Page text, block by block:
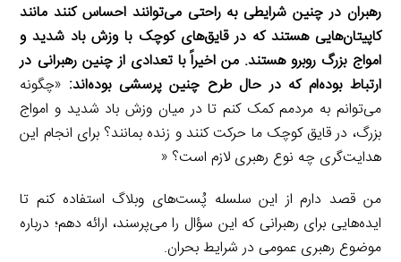
رهبران در چنین شرایطی به راحتی می‌توانند احساس کنند مانند
کاپیتان‌هایی هستند که در قایق‌های کوچک با وزش باد شدید و
امواج بزرگ روبرو هستند. من اخیراً با تعدادی از چنین رهبرانی در
ارتباط بوده‌ام که در حال طرح چنین پرسشی بوده‌اند: «چگونه
می‌توانم به مردمم کمک کنم تا در میان وزش باد شدید و امواج
بزرگ، در قایق کوچک ما حرکت کنند و زنده بمانند؟ برای انجام این
هدایت‌گری چه نوع رهبری لازم است؟ «
من قصد دارم از این سلسله پُست‌های وبلاگ استفاده کنم تا
ایده‌هایی برای رهبرانی که این سؤال را می‌پرسند، ارائه دهم؛ درباره
موضوع رهبری عمومی در شرایط بحران.